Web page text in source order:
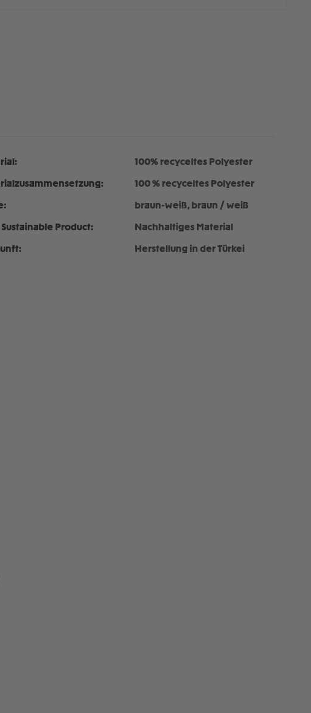
100% recyceltes Polyester
100 % recyceltes Polyester
braun-weiß, braun / weiß
Sustainable Product: Nachhaltiges Material
Herstellung in der Türkei